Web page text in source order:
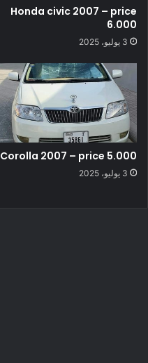
Honda civic 2007 – price
6.000
3 يوليو، 2025
Corolla 2007 – price 5.000
3 يوليو، 2025